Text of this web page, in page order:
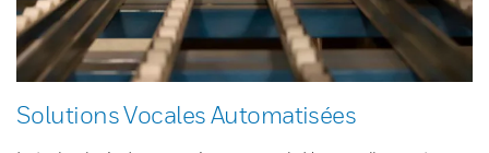
Solutions Vocales Automatisées